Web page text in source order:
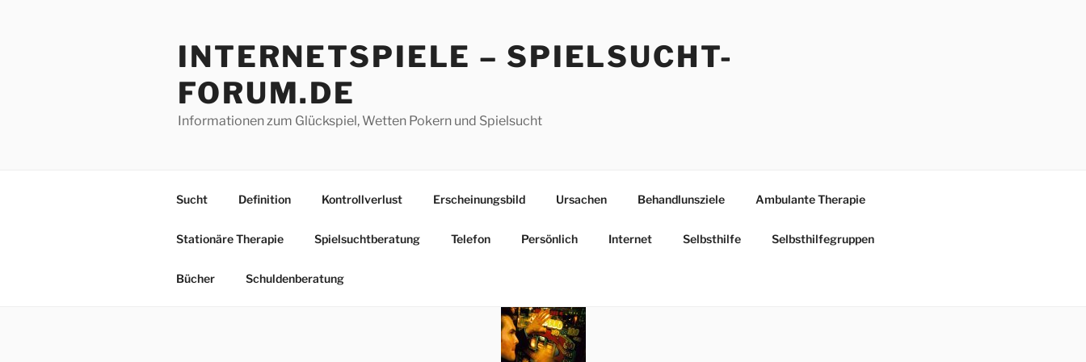
INTERNETSPIELE – SPIELSUCHT-
FORUM.DE
Informationen zum Glückspiel, Wetten Pokern und Spielsucht
Sucht Definition Kontrollverlust Erscheinungsbild Ursachen Behandlunsziele Ambulante Therapie
Stationäre Therapie Spielsuchtberatung Telefon Persönlich Internet Selbsthilfe Selbsthilfegruppen
Bücher Schuldenberatung
Bücher Schuldenberatung